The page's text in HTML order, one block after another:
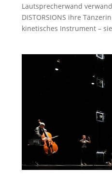
Lautsprecherwand
DISTORSIONS ihre
kinetisches Instrument –